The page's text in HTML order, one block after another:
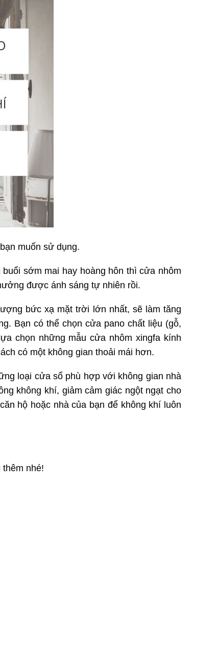
muốn sử dụng.
sớm mai hay hoàng hôn thì cửa nhôm
được ánh sáng tự nhiên rồi.
bức xạ mặt trời lớn nhất, sẽ làm tăng
Bạn có thể chọn cửa pano chất liệu (gỗ,
chọn những mẫu cửa nhôm xingfa kính
có một không gian thoải mái hơn.
loại cửa sổ phù hợp với không gian nhà
không khí, giảm cảm giác ngột ngạt cho
hộ hoặc nhà của bạn để không khí luôn
nhé!